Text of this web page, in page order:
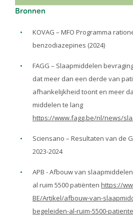
Bronnen
KOVAG – MFO Programma
benzodiazepines (2024)
FAGG – Slaapmiddelen
dat meer dan een derde van
afhankelijkheid toont en meer
middelen te lang
https://www.fagg.be/nl/news/
Sciensano – Resultaten van de
2023-2024
APB - Afbouw van
al ruim 5500 patiënten https://
BE/Artikel/afbouw-van-
begeleiden-al-ruim-5500-